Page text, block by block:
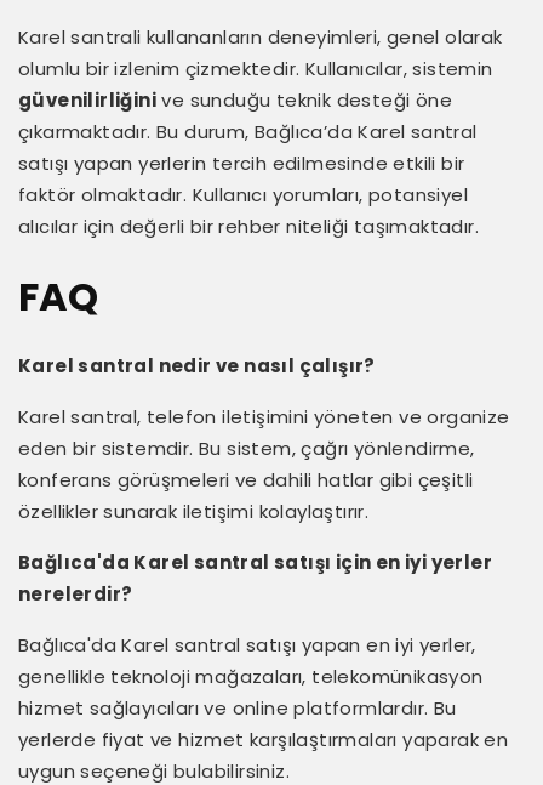
Karel santrali kullananların deneyimleri, genel olarak
olumlu bir izlenim çizmektedir. Kullanıcılar, sistemin
güvenilirliğinive sunduğu teknik desteği öne
çıkarmaktadır. Bu durum, Bağlıca’da Karel santral
satışı yapan yerlerin tercih edilmesinde etkili bir
faktör olmaktadır. Kullanıcı yorumları, potansiyel
alıcılar için değerli bir rehber niteliği taşımaktadır.
FAQ
Karel santral nedir ve nasıl çalışır?
Karel santral, telefon iletişimini yöneten ve organize
eden bir sistemdir. Bu sistem, çağrı yönlendirme,
konferans görüşmeleri ve dahili hatlar gibi çeşitli
özellikler sunarak iletişimi kolaylaştırır.
Bağlıca'da Karel santral satışı için en iyi yerler
nerelerdir?
Bağlıca'da Karel santral satışı yapan en iyi yerler,
genellikle teknoloji mağazaları, telekomünikasyon
hizmet sağlayıcıları ve online platformlardır. Bu
yerlerde fiyat ve hizmet karşılaştırmaları yaparak en
uygun seçeneği bulabilirsiniz.